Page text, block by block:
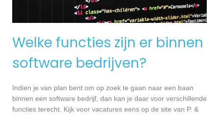
Welke functies zijn er binnen
software bedrijven?
Indien je van plan bent om op zoek te gaan naar een baan
binnen een software bedrijf, dan kan je daar voor verschillende
functies terecht. Kijk voor vacatures eens op de site van P. &